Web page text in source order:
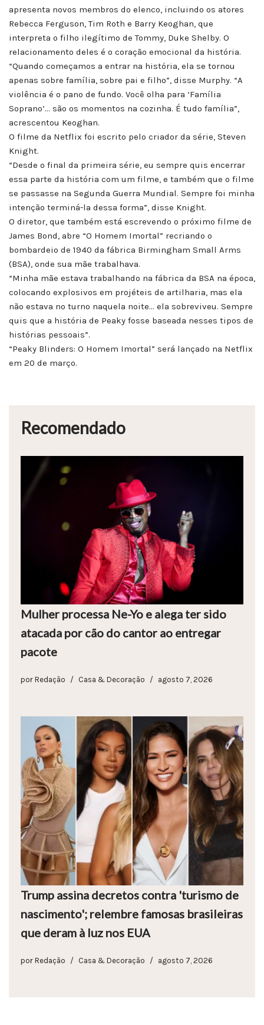
apresenta novos membros do elenco, incluindo os atores
Rebecca Ferguson, Tim Roth e Barry Keoghan, que
interpreta o filho ilegítimo de Tommy, Duke Shelby. O
relacionamento deles é o coração emocional da história.
“Quando começamos a entrar na história, ela se tornou
apenas sobre família, sobre pai e filho”, disse Murphy. “A
violência é o pano de fundo. Você olha para ‘Família
Soprano’… são os momentos na cozinha. É tudo família”,
acrescentou Keoghan.
O filme da Netflix foi escrito pelo criador da série, Steven
Knight.
“Desde o final da primeira série, eu sempre quis encerrar
essa parte da história com um filme, e também que o filme
se passasse na Segunda Guerra Mundial. Sempre foi minha
intenção terminá-la dessa forma”, disse Knight.
O diretor, que também está escrevendo o próximo filme de
James Bond, abre “O Homem Imortal” recriando o
bombardeio de 1940 da fábrica Birmingham Small Arms
(BSA), onde sua mãe trabalhava.
“Minha mãe estava trabalhando na fábrica da BSA na época,
colocando explosivos em projéteis de artilharia, mas ela
não estava no turno naquela noite… ela sobreviveu. Sempre
quis que a história de Peaky fosse baseada nesses tipos de
histórias pessoais”.
“Peaky Blinders: O Homem Imortal” será lançado na Netflix
em 20 de março.
Recomendado
Mulher processa Ne-Yo e alega ter sido
atacada por cão do cantor ao entregar
pacote
por Redação Casa & Decoração agosto 7, 2026
Trump assina decretos contra 'turismo de
nascimento'; relembre famosas brasileiras
que deram à luz nos EUA
por Redação Casa & Decoração agosto 7, 2026